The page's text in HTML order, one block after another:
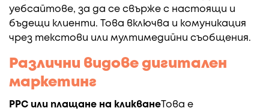
уебсайтове, за да се свърже с настоящи и
бъдещи клиенти. Това включва и комуникация
чрез текстови или мултимедийни съобщения.
Различни видове дигитален
маркетинг
PPC или плащане на кликване Това е